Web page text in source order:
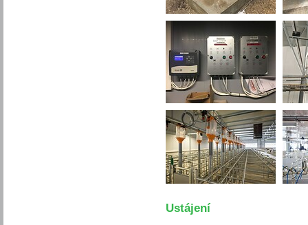
Ustájení